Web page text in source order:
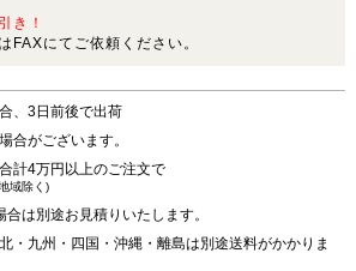
き！
FAXにてご依頼ください。
、3日前後で出荷
合がございます。
計4万円以上のご注文で
域除く)
は別途お見積りいたします。
・九州・四国・沖縄・離島は別途送料がかかりま